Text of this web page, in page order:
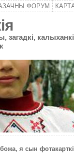
ФОРУМ
загадкі,
я сын